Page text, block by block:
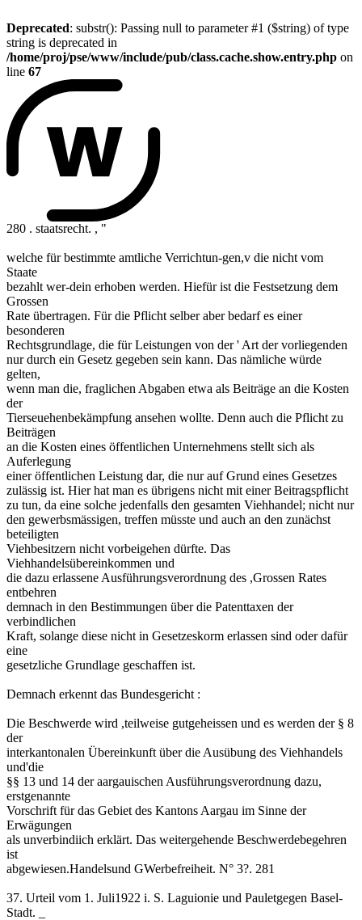
Deprecated: substr(): Passing null to parameter #1 ($string) of type
string is deprecated in
/home/proj/pse/www/include/pub/class.cache.show.entry.php on
line 67
280 . staatsrecht. , "
welche für bestimmte amtliche Verrichtun-gen,v die nicht vom
Staate
bezahlt wer-dein erhoben werden. Hiefür ist die Festsetzung dem
Grossen
Rate übertragen. Für die Pflicht selber aber bedarf es einer
besonderen
Rechtsgrundlage, die für Leistungen von der ' Art der vorliegenden
nur durch ein Gesetz gegeben sein kann. Das nämliche würde
gelten,
wenn man die, fraglichen Abgaben etwa als Beiträge an die Kosten
der
Tierseuehenbekämpfung ansehen wollte. Denn auch die Pflicht zu
Beiträgen
an die Kosten eines öffentlichen Unternehmens stellt sich als
Auferlegung
einer öffentlichen Leistung dar, die nur auf Grund eines Gesetzes
zulässig ist. Hier hat man es übrigens nicht mit einer Beitragspflicht
zu tun, da eine solche jedenfalls den gesamten Viehhandel; nicht nur
den gewerbsmässigen, treffen müsste und auch an den zunächst
beteiligten
Viehbesitzern nicht vorbeigehen dürfte. Das
Viehhandelsübereinkommen und
die dazu erlassene Ausführungsverordnung des ,Grossen Rates
entbehren
demnach in den Bestimmungen über die Patenttaxen der
verbindlichen
Kraft, solange diese nicht in Gesetzeskorm erlassen sind oder dafür
eine
gesetzliche Grundlage geschaffen ist.
Demnach erkennt das Bundesgericht :
Die Beschwerde wird ,teilweise gutgeheissen und es werden der § 8
der
interkantonalen Übereinkunft über die Ausübung des Viehhandels
und'die
§§ 13 und 14 der aargauischen Ausführungsverordnung dazu,
erstgenannte
Vorschrift für das Gebiet des Kantons Aargau im Sinne der
Erwägungen
als unverbindiich erklärt. Das weitergehende Beschwerdebegehren
ist
abgewiesen.Handelsund GWerbefreiheit. N° 3?. 281
37. Urteil vom 1. Juli1922 i. S. Laguionie und Pauletgegen Basel-
Stadt. _